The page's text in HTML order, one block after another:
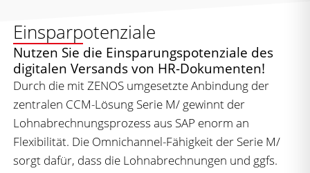
Einsparpotenziale
Nutzen Sie die Einsparungspotenziale des
digitalen Versands von HR-Dokumenten!
Durch die mit ZENOS umgesetzte Anbindung der
zentralen CCM-Lösung Serie M/ gewinnt der
Lohnabrechnungsprozess aus SAP enorm an
Flexibilität. Die Omnichannel-Fähigkeit der Serie M/
sorgt dafür, dass die Lohnabrechnungen und ggfs.